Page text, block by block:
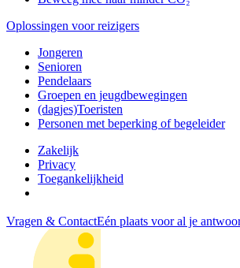
Oplossingen voor reizigers
Jongeren
Senioren
Pendelaars
Groepen en jeugdbewegingen
(dagjes)Toeristen
Personen met beperking of begeleider
Zakelijk
Privacy
Toegankelijkheid
Vragen & ContactEén plaats voor al je